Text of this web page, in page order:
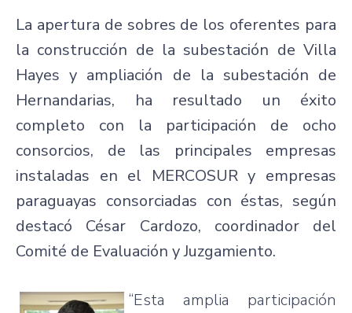
La apertura de sobres de los oferentes para
la construcción de la subestación de Villa
Hayes y ampliación de la subestación de
Hernandarias, ha resultado un éxito
completo con la participación de ocho
consorcios, de las principales empresas
instaladas en el MERCOSUR y empresas
paraguayas consorciadas con éstas, según
destacó César Cardozo, coordinador del
Comité de Evaluación y Juzgamiento.
“Esta amplia participación